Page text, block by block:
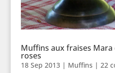
Muffins aux fraises Mara
roses
18 Sep 2013| Muffins | 22